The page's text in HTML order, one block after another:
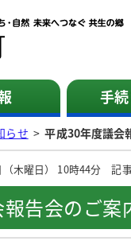
手
らせ >平成30年度議会
木曜日） 10時44分 記
告会のご案